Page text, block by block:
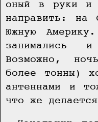
оный в руки и
направить: на
Южную
Возможно,
более тонны)
антеннами и
что же